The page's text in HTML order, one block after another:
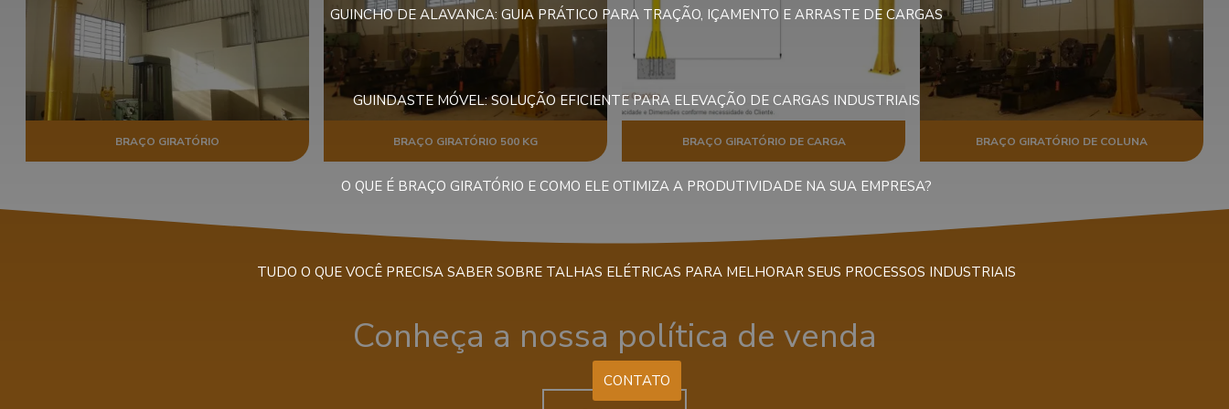
GUINCHO DE ALAVANCA: GUIA PRÁTICO PARA TRAÇÃO, IÇAMENTO E ARRASTE DE CARGAS
GUINDASTE MÓVEL: SOLUÇÃO EFICIENTE PARA ELEVAÇÃO DE CARGAS INDUSTRIAIS
O QUE É BRAÇO GIRATÓRIO E COMO ELE OTIMIZA A PRODUTIVIDADE NA SUA EMPRESA?
TUDO O QUE VOCÊ PRECISA SABER SOBRE TALHAS ELÉTRICAS PARA MELHORAR SEUS PROCESSOS INDUSTRIAIS
CONTATO
BRAÇO GIRATÓRIO BRAÇO GIRATÓRIO 500 KG BRAÇO GIRATÓRIO DE CARGA BRAÇO GIRATÓRIO DE COLUNA
Conheça a nossa política de venda